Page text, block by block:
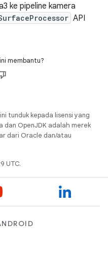
ke pipeline kamera
API
membantu?
tunduk kepada lisensi yang
dan OpenJDK adalah merek
dari Oracle dan/atau
UTC.